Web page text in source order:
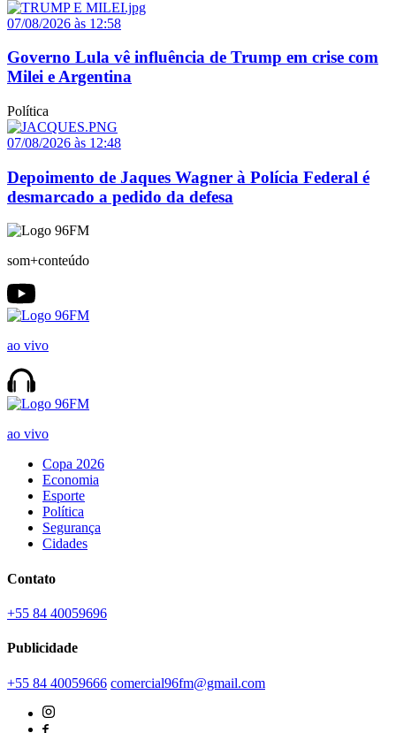
07/08/2026 às 12:58
Governo Lula vê influência de Trump em crise com
Milei e Argentina
Política
07/08/2026 às 12:48
Depoimento de Jaques Wagner à Polícia Federal é
desmarcado a pedido da defesa
som+conteúdo
ao vivo
ao vivo
Copa 2026
Economia
Esporte
Política
Segurança
Cidades
Contato
+55 84 40059696
Publicidade
+55 84 40059666 comercial96fm@gmail.com